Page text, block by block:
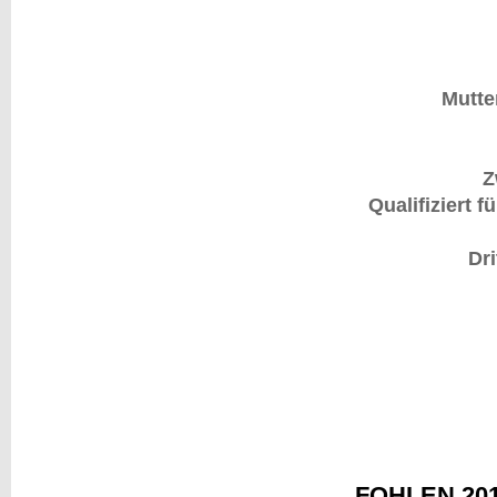
Qualifiziert